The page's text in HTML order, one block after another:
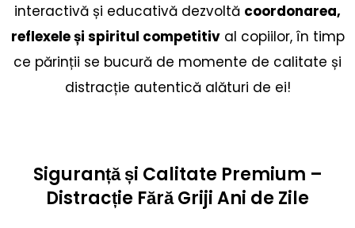
interactivă și educativă dezvoltă coordonarea,
reflexele și spiritul competitival copiilor, în timp
ce părinții se bucură de momente de calitate și
distracție autentică alături de ei!
Siguranță și Calitate Premium –
Distracție Fără Griji Ani de Zile